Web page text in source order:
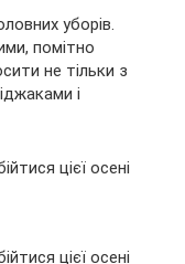
уборів.
помітно
не тільки з
і